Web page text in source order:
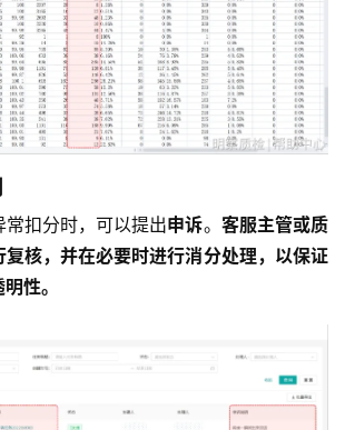
扣分时，可以提出申诉。 客服主管或质
核，并在必要时进行消分处理，以保证
性。